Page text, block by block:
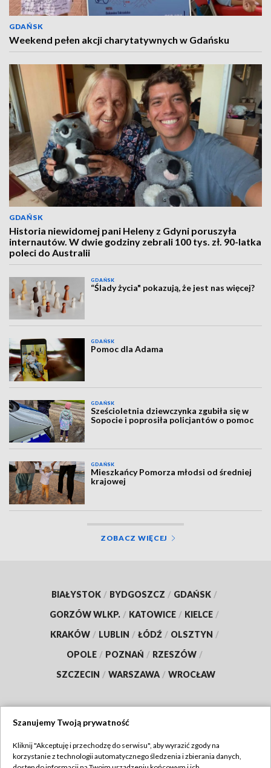
GDAŃSK
Weekend pełen akcji charytatywnych w Gdańsku
GDAŃSK
Historia niewidomej pani Heleny z Gdyni poruszyła
internautów. W dwie godziny zebrali 100 tys. zł. 90-latka
poleci do Australii
GDAŃSK
“Ślady życia" pokazują, że jest nas więcej?
GDAŃSK
Pomoc dla Adama
GDAŃSK
Sześcioletnia dziewczynka zgubiła się w
Sopocie i poprosiła policjantów o pomoc
GDAŃSK
Mieszkańcy Pomorza młodsi od średniej
krajowej
ZOBACZ WIĘCEJ
BIAŁYSTOK / BYDGOSZCZ / GDAŃSK /
GORZÓW WLKP. / KATOWICE / KIELCE /
KRAKÓW / LUBLIN / ŁÓDŹ / OLSZTYN /
OPOLE / POZNAŃ / RZESZÓW /
SZCZECIN / WARSZAWA / WROCŁAW
TVP
Szanujemy Twoją prywatność
Kliknij "Akceptuję i przechodzę do serwisu", aby wyrazić zgody na
korzystanie z technologii automatycznego śledzenia i zbierania danych,